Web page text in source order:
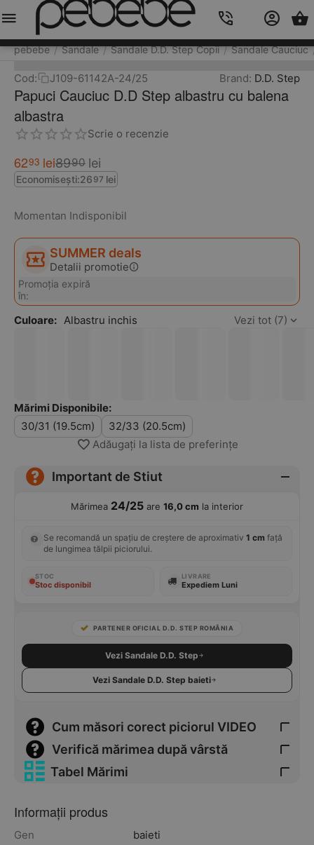
pebebe / Sandale / Sandale D.D. Step Copii / Sandale Cauciuc
Cod: J109-61142A-24/25 Brand: D.D. Step
Papuci Cauciuc D.D Step albastru cu balena
albastra
Scrie o recenzie
6293 lei8990 lei
Economisești:26 97 lei
Momentan Indisponibil
SUMMER deals
Detalii promotie
Promoția expiră
în:
Culoare: Albastru inchis Vezi tot (7)
Mărimi Disponibile:
30/31 (19.5cm)
32/33 (20.5cm)
Adăugați la lista de preferințe
Important de Stiut
Mărimea 24/25 are 16,0 cm la interior
Se recomandă un spațiu de creștere de aproximativ 1 cm față
de lungimea tălpii piciorului.
STOC
Stoc disponibil
LIVRARE
Expediem Luni
PARTENER OFICIAL D.D. STEP ROMÂNIA
Vezi Sandale D.D. Step
Vezi Sandale D.D. Step baieti
Cum măsori corect piciorul VIDEO
Verifică mărimea după vârstă
Tabel Mărimi
Informații produs
Gen
baieti
Meniu Caută Cos